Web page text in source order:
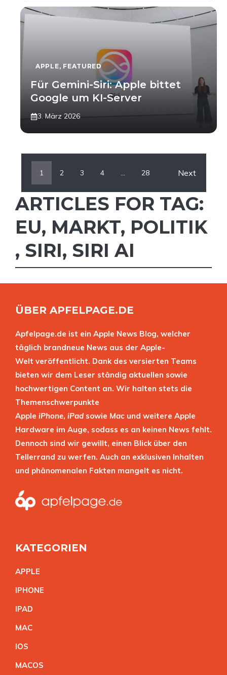
APPLE, FEATURED
Für Gemini-Siri: Apple bittet
Google um KI-Server
3. März 2026
1 2 3 4 … 28 Next
ARTICLES FOR TAG:
EU, MARKT, POLITIK
, SIRI, SIRI AI
ÜBER APFELPAGE.DE
Apfelpage.de ist ein Apple News Blog, welcher
täglich brandneue News aus der Apple-
Welt veröffentlicht. Dank des versierten Teams
bieten wir dem Leser ständig aktuellen sowie
hochwertigen Content an. Wir halten stets die
Themenschwerpunkte
Apple iPhone, iPad sowie Mac und weitere Apple
Hardware im Auge, sodass es an keinen News fehlt.
Dennoch sind wir gewillt, einen Blick über den
Tellerrand zu werfen. Auch an exklusiven Inhalten
und phänomenalen Fakten mangelt es nicht.
KATEGORIEN
APPLE
IPHONE
IPAD
MAC
IOS
MACOS